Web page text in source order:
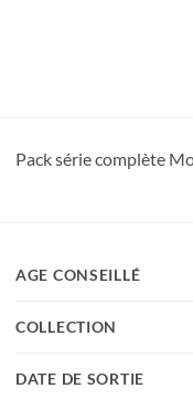
Pack série complète
AGE CONSEILLÉ
COLLECTION
DATE DE SORTIE